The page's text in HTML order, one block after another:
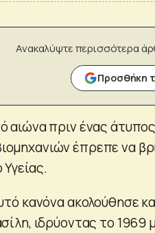
Ανακαλύψτε περισσότερα
Προσθήκη
αιώνα πριν ένας
έπρεπε να
κανόνα ακολούθησε
ιδρύοντας το